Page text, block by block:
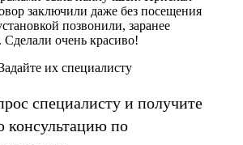
заключили даже без посещения
позвонили, заранее
очень красиво!
их специалисту
специалисту и получите
по